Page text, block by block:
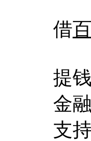
借
提
金
支